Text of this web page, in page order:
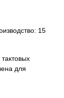
15
для